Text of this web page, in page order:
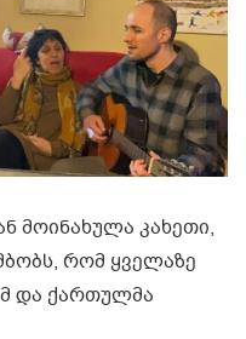
მოინახულა კახეთი,
რომ ყველაზე
და ქართულმა